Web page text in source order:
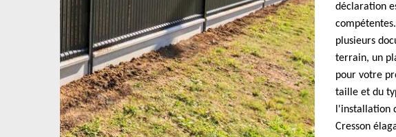
déclaration
plusieurs
terrain, un
pour votre
taille et du
l'installation
Cresson